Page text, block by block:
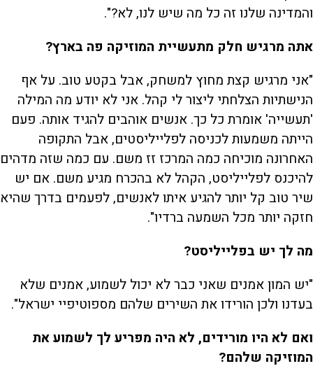
והמדינה שלנו זה כל מה שיש לנו, לא?".
אתה מרגיש חלק מתעשיית המוזיקה פה בארץ?
"אני מרגיש קצת מחוץ למשחק, אבל בקטע טוב. על אף
הנישתיות הצלחתי ליצור לי קהל. אני לא יודע מה המילה
'תעשייה' אומרת כל כך. אנשים אוהבים להגיד אותה. פעם
הייתה משמעות לכניסה לפלייליסטים, אבל התקופה
האחרונה מוכיחה כמה המרכז זז משם. עם כמה שזה מדהים
להיכנס לפלייליסט, הקהל לא בהכרח מגיע משם. אם יש
שיר טוב קל יותר להגיע איתו לאנשים, לפעמים בדרך שהיא
חזקה יותר מכל השמעה ברדיו".
מה לך יש בפלייליסט?
"יש המון אמנים שאני כבר לא יכול לשמוע, אמנים שלא
בעדנו ולכן הורידו את השירים שלהם מספוטיפיי ישראל".
ואם לא היו מורידים, לא היה מפריע לך לשמוע את
המוזיקה שלהם?